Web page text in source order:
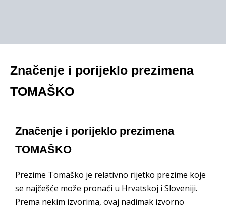
Značenje i porijeklo prezimena
TOMAŠKO
Značenje i porijeklo prezimena
TOMAŠKO
Prezime Tomaško je relativno rijetko prezime koje
se najčešće može pronaći u Hrvatskoj i Sloveniji.
Prema nekim izvorima, ovaj nadimak izvorno